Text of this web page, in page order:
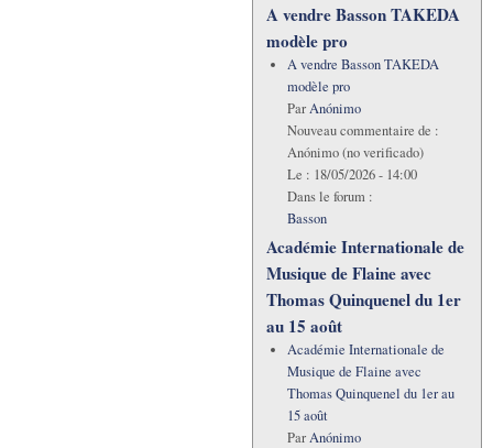
A vendre Basson TAKEDA
modèle pro
A vendre Basson TAKEDA
modèle pro
ParAnónimo
Nouveau commentaire de :
Anónimo (no verificado)
Le : 18/05/2026 - 14:00
Dans le forum :
Basson
Académie Internationale de
Musique de Flaine avec
Thomas Quinquenel du 1er
au 15 août
Académie Internationale de
Musique de Flaine avec
Thomas Quinquenel du 1er au
15 août
ParAnónimo